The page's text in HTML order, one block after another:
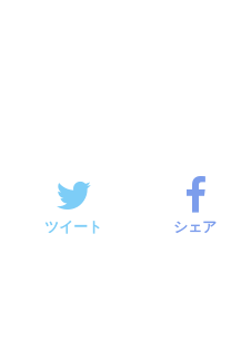
ツイート シェア